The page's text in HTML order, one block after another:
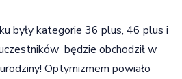
były kategorie 36 plus, 46 plus i
będzie obchodził w
Optymizmem powiało